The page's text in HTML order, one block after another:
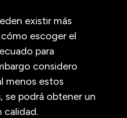
existir más
escoger el
para
considero
menos estos
, se podrá obtener un
calidad.